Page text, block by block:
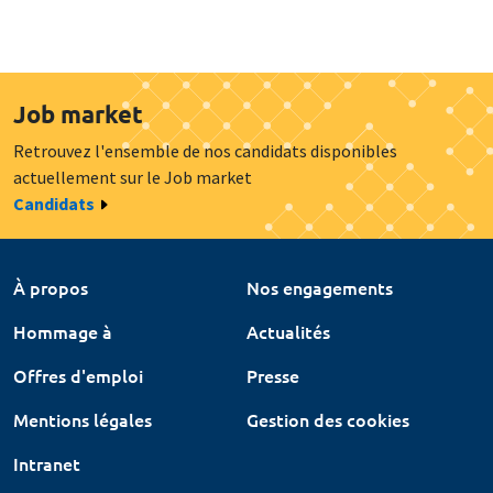
Job market
Retrouvez l'ensemble de nos candidats disponibles
actuellement sur le Job market
Candidats
À propos
Nos engagements
Hommage à
Actualités
Offres d'emploi
Presse
Mentions légales
Gestion des cookies
Intranet